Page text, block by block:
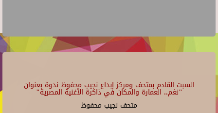
السبت القادم بمتحف ومركز إبداع نجيب محفوظ ندوة بعنوان
"نغم.. العمارة والمكان في ذاكرة الأغنية المصرية"
متحف نجيب محفوظ